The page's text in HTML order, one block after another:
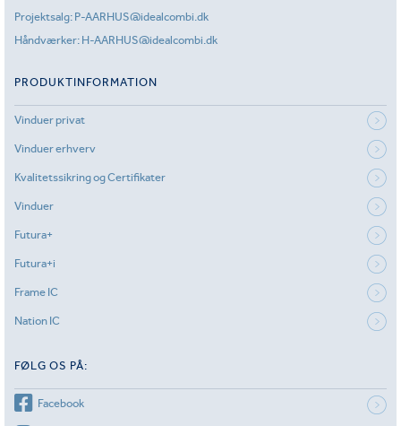
Projektsalg: P-AARHUS@idealcombi.dk
Håndværker: H-AARHUS@idealcombi.dk
PRODUKTINFORMATION
Vinduer privat
Vinduer erhverv
Kvalitetssikring og Certifikater
Vinduer
Futura+
Futura+i
Frame IC
Nation IC
FØLG OS PÅ:
Facebook